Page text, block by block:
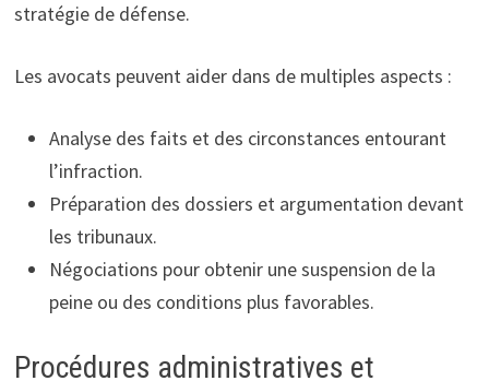
stratégie de défense.
Les avocats peuvent aider dans de multiples aspects :
Analyse des faits et des circonstances entourant
l’infraction.
Préparation des dossiers et argumentation devant
les tribunaux.
Négociations pour obtenir une suspension de la
peine ou des conditions plus favorables.
Procédures administratives et